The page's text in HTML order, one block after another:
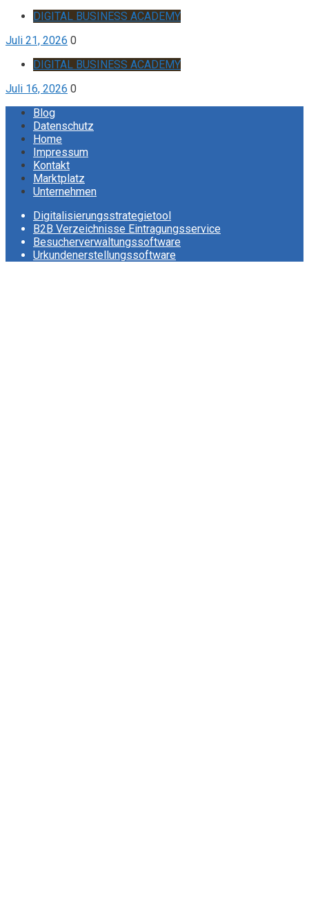
DIGITAL BUSINESS ACADEMY
Juli 21, 2026 0
DIGITAL BUSINESS ACADEMY
Juli 16, 2026 0
Blog
Datenschutz
Home
Impressum
Kontakt
Marktplatz
Unternehmen
Digitalisierungsstrategietool
B2B Verzeichnisse Eintragungsservice
Besucherverwaltungssoftware
Urkundenerstellungssoftware